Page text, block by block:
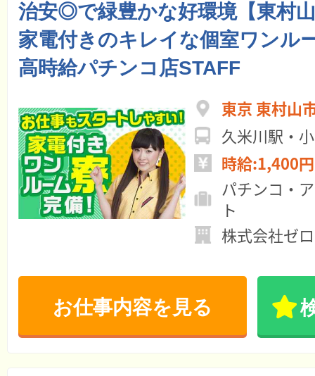
治安◎で緑豊かな好環境【東村
家電付きのキレイな個室ワンル
高時給パチンコ店STAFF
東京 東村山
久米川駅・
時給:1,400
パチンコ・
ト
株式会社ゼ
お仕事内容を見る